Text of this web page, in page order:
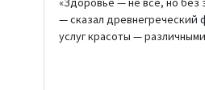
гигиены можно приобрести
www.ehigiena.lt Также
справка о медицинском
— сказал древнегреческий
услуг красоты —
способами поддерживать
вид волос, лица, тела,
их состояние,